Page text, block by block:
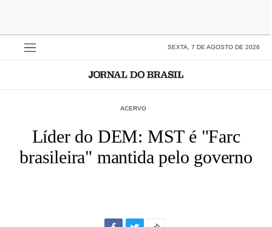
SEXTA, 7 DE AGOSTO DE 2026
ACERVO
Líder do DEM: MST é "Farc
brasileira" mantida pelo governo